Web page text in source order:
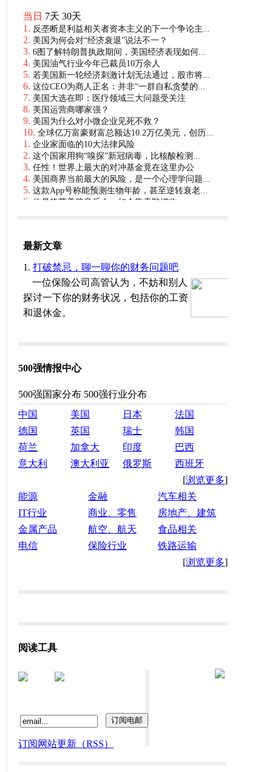
500强情报中心
500强国家分布 500强行业分布
中国
美国 日本
法国
德国
英国 瑞士
韩国
荷兰
加拿大 印度
巴西
意大利
澳大利亚 俄罗斯
西班牙
[浏览更多]
能源
金融
汽车相关
IT行业
商业、零售
房地产、建筑
金属产品
航空、航天
食品相关
电信
保险行业
铁路运输
[浏览更多]
阅读工具
订阅网站更新（RSS）